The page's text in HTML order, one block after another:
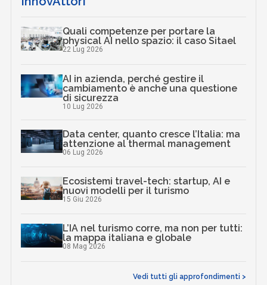
Quali competenze per portare la
physical AI nello spazio: il caso Sitael
22 Lug 2026
AI in azienda, perché gestire il
cambiamento è anche una questione
di sicurezza
10 Lug 2026
Data center, quanto cresce l’Italia: ma
attenzione al thermal management
06 Lug 2026
Ecosistemi travel-tech: startup, AI e
nuovi modelli per il turismo
15 Giu 2026
L’IA nel turismo corre, ma non per tutti:
la mappa italiana e globale
08 Mag 2026
Vedi tutti gli approfondimenti >